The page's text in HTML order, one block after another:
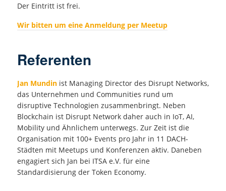
Der Eintritt ist frei.
Wir bitten um eine Anmeldung per Meetup
Referenten
Jan Mundinist Managing Director des Disrupt Networks,
das Unternehmen und Communities rund um
disruptive Technologien zusammenbringt. Neben
Blockchain ist Disrupt Network daher auch in IoT, AI,
Mobility und Ähnlichem unterwegs. Zur Zeit ist die
Organisation mit 100+ Events pro Jahr in 11 DACH-
Städten mit Meetups und Konferenzen aktiv. Daneben
engagiert sich Jan bei ITSA e.V. für eine
Standardisierung der Token Economy.